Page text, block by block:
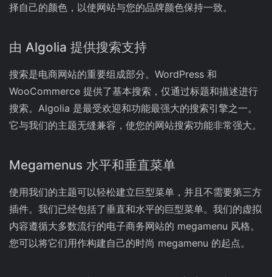
择自己的颜色，以使网站与您的品牌颜色保持一致。
由 Algolia 提供搜索支持
搜索是电商网站的重要组成部分。WordPress 和
WooCommerce 提供了基本搜索，仅通过标题和描述进行
搜索。Algolia 是最受欢迎和功能最强大的搜索引擎之一。
它与我们的主题无缝兼容，使您的网站搜索功能非常强大。
Megamenus 水平和垂直菜单
使用我们的主题可以轻松建立巨型菜单，并且不需要第三方
插件。我们已经包括了垂直和水平的巨型菜单。我们的虚拟
内容遵循大多数流行的电子商务网站的 megamenu 风格。
您可以将它们用作构建自己的时尚 megamenu 的起点。